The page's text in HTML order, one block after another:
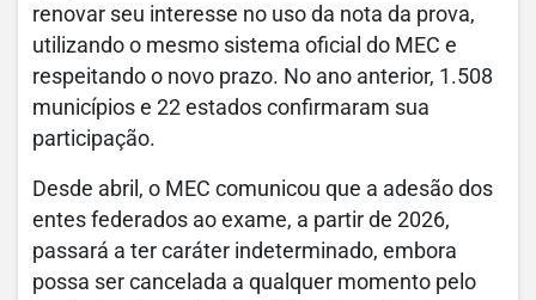
renovar seu interesse no uso da nota da prova,
utilizando o mesmo sistema oficial do MEC e
respeitando o novo prazo. No ano anterior, 1.508
municípios e 22 estados confirmaram sua
participação.
Desde abril, o MEC comunicou que a adesão dos
entes federados ao exame, a partir de 2026,
passará a ter caráter indeterminado, embora
possa ser cancelada a qualquer momento pelo